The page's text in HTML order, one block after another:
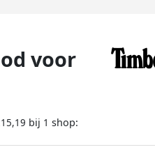
voor
bij 1 shop: